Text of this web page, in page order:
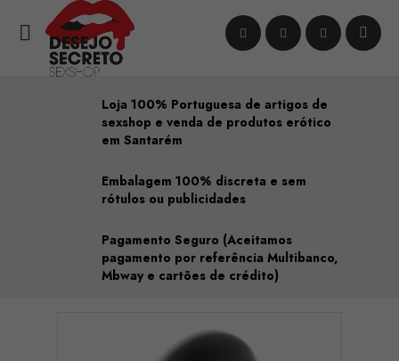

Loja 100% Portuguesa de artigos de
sexshop e venda de produtos erótico
em Santarém
Embalagem 100% discreta e sem
rótulos ou publicidades
Pagamento Seguro (Aceitamos
pagamento por referência Multibanco,
Mbway e cartões de crédito)